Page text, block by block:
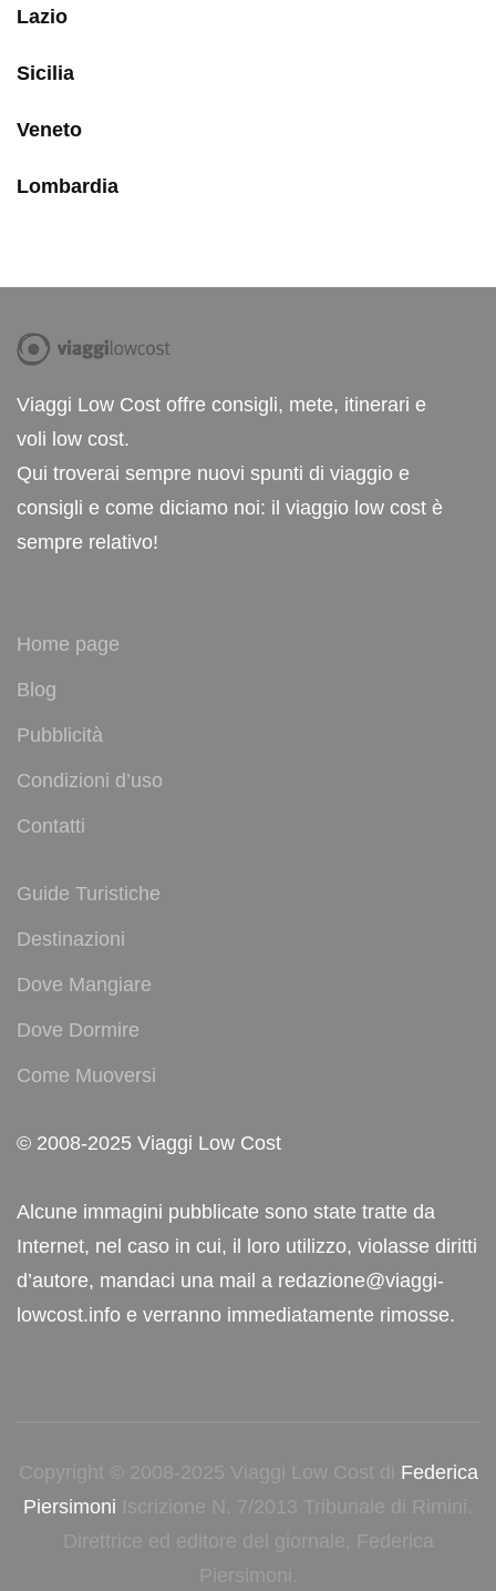
Lazio
Sicilia
Veneto
Lombardia
Viaggi Low Cost offre consigli, mete, itinerari e
voli low cost.
Qui troverai sempre nuovi spunti di viaggio e
consigli e come diciamo noi: il viaggio low cost è
sempre relativo!
Home page
Blog
Pubblicità
Condizioni d’uso
Contatti
Guide Turistiche
Destinazioni
Dove Mangiare
Dove Dormire
Come Muoversi
© 2008-2025 Viaggi Low Cost
Alcune immagini pubblicate sono state tratte da
Internet, nel caso in cui, il loro utilizzo, violasse diritti
d’autore, mandaci una mail a redazione@viaggi-
lowcost.info e verranno immediatamente rimosse.
Copyright © 2008-2025 Viaggi Low Cost di Federica
Piersimoni Iscrizione N. 7/2013 Tribunale di Rimini.
Direttrice ed editore del giornale, Federica
Piersimoni.